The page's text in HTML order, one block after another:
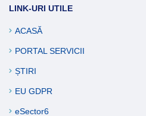
LINK-URI UTILE
ACASĂ
PORTAL SERVICII
ȘTIRI
EU GDPR
eSector6